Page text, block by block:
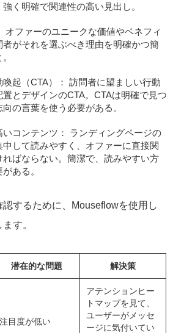
く明確で関連性の高い見出し。
オファーのユニークな価値やベネフィ
者がそれを選ぶべき理由を明確かつ簡
起（CTA）： 訪問者に望ましい行動
置とデザインのCTA。CTAは明確で見つ
の言葉を使う必要がある。
コンテンツ： ランディングページの
中して読みやすく、オファーに直接関
ばならない。簡潔で、読みやすい方
ある。
するために、Mouseflowを使用し
す。
潜在的な問題 解決策
注目度が低い
アテンションヒー
トマップを見て、
ユーザーがメッセ
ージに気付いてい